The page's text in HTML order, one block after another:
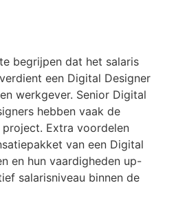
begrijpen dat het salaris
een Digital Designer
werkgever. Senior Digital
hebben vaak de
Extra voordelen
van een Digital
en hun vaardigheden up-
salarisniveau binnen de